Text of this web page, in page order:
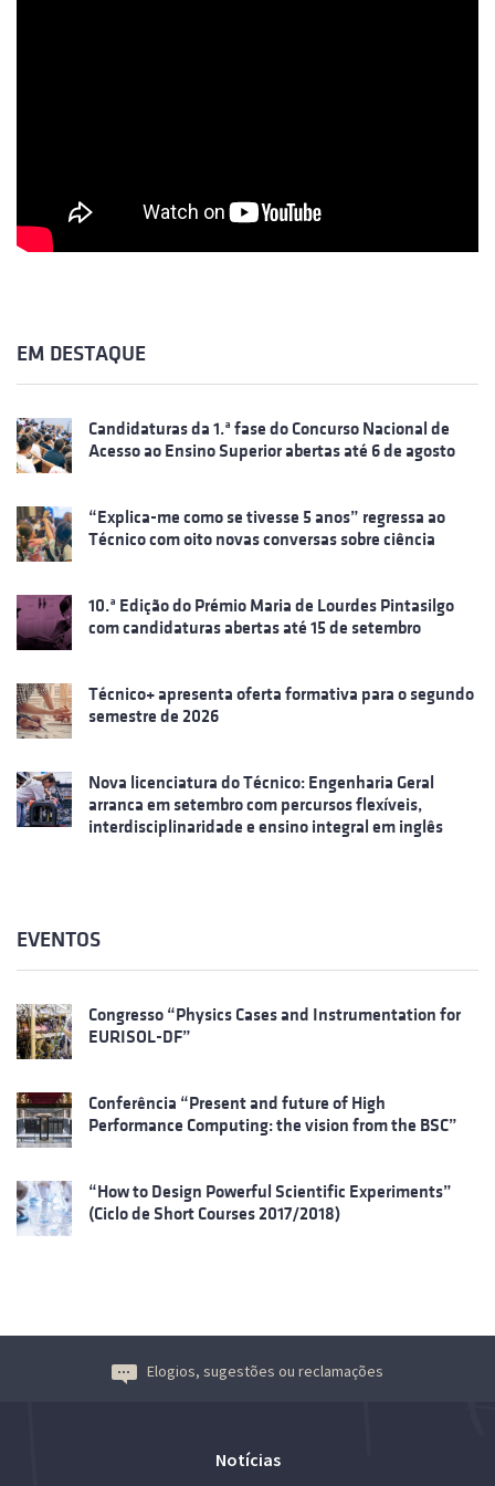
EM DESTAQUE
Candidaturas da 1.ª fase do Concurso Nacional de
Acesso ao Ensino Superior abertas até 6 de agosto
“Explica-me como se tivesse 5 anos” regressa ao
Técnico com oito novas conversas sobre ciência
10.ª Edição do Prémio Maria de Lourdes Pintasilgo
com candidaturas abertas até 15 de setembro
Técnico+ apresenta oferta formativa para o segundo
semestre de 2026
Nova licenciatura do Técnico: Engenharia Geral
arranca em setembro com percursos flexíveis,
interdisciplinaridade e ensino integral em inglês
EVENTOS
Congresso “Physics Cases and Instrumentation for
EURISOL-DF”
Conferência “Present and future of High
Performance Computing: the vision from the BSC”
“How to Design Powerful Scientific Experiments”
(Ciclo de Short Courses 2017/2018)
Elogios, sugestões ou reclamações
Notícias